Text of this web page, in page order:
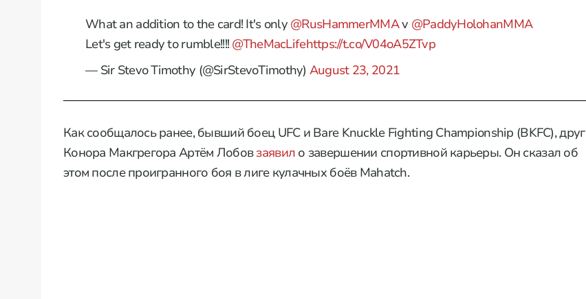
What an addition to the card! It's only @RusHammerMMAv @PaddyHolohanMMA
Let's get ready to rumble!!!!@TheMacLifehttps://t.co/V04oA5ZTvp
— Sir Stevo Timothy (@SirStevoTimothy) August 23, 2021
Как сообщалось ранее, бывший боец UFC и Bare Knuckle Fighting Championship (BKFC), друг
Конора Макгрегора Артём Лобовзаявил о завершении спортивной карьеры. Он сказал об
этом после проигранного боя в лиге кулачных боёв Mahatch.